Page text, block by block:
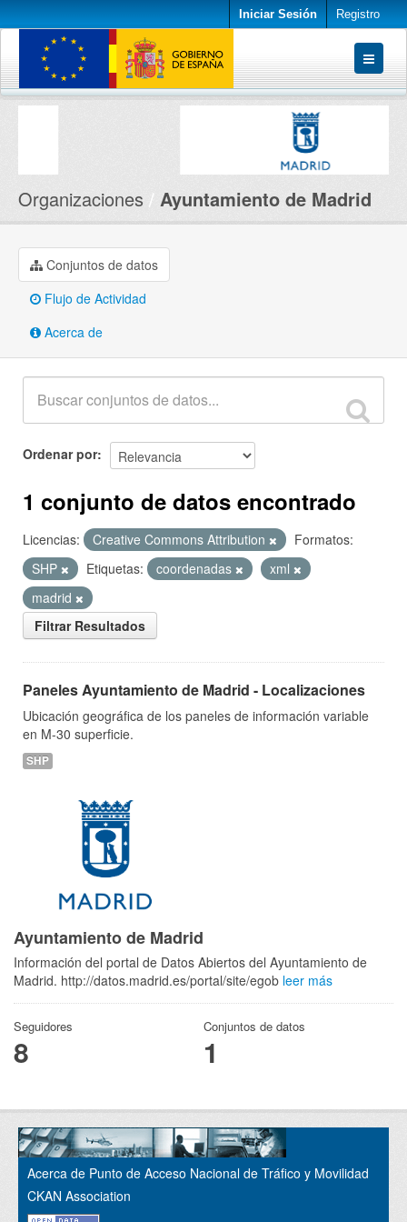
Iniciar Sesión Registro
Conjuntos de datos
Organizaciones Ayuntamiento de Madrid
Conjuntos de datos
Flujo de Actividad
Acerca de
Ordenar por
1 conjunto de datos encontrado
Licencias: Creative Commons Attribution
Formatos:
SHP
Etiquetas: coordenadas
xml
madrid
Filtrar Resultados
Paneles Ayuntamiento de Madrid - Localizaciones
Ubicación geográfica de los paneles de información variable
en M-30 superficie.
SHP
Ayuntamiento de Madrid
Información del portal de Datos Abiertos del Ayuntamiento de
Madrid. http://datos.madrid.es/portal/site/egob leer más
Seguidores
8
Conjuntos de datos
1
Acerca de Punto de Acceso Nacional de Tráfico y Movilidad
CKAN Association